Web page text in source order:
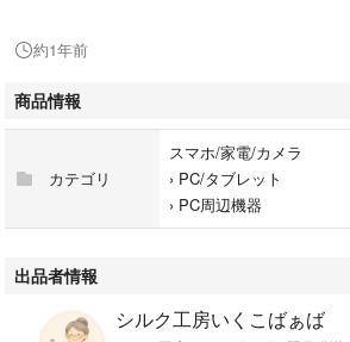
スマイルゼミ関連はこちら↓
#makichan_shop_smilezemi
★★★商品について★★★
ご覧いただき、ありがとうございます(*^^*)
・2本です。
約1年前
商品情報
カテゴリ
スマホ/家電/カメラ
› PC/タブレット
› PC周辺機器
出品者情報
シルク工房いくこばぁば